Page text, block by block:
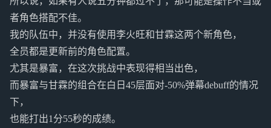
者角色搭配不佳。
我的队伍中，并没有使用李火旺和甘霖这两个新角色，
全员都是更新前的角色配置。
尤其是暴富，在这次挑战中表现得相当出色，
而暴富与甘霖的组合在白日45层面对-50%弹幕debuff的情况
下，
也能打出1分55秒的成绩。